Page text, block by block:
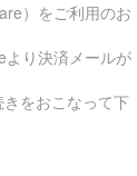
）をご利用のお
より決済メールが
をおこなって下